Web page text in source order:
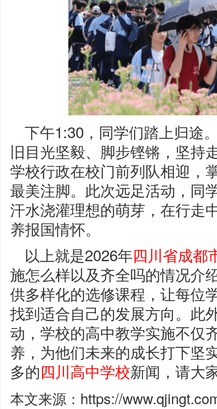
下午1:30，同学们踏上归途
旧目光坚毅、脚步铿锵，坚持
学校行政在校门前列队相迎，
最美注脚。此次远足活动，同
汗水浇灌理想的萌芽，在行走
养报国情怀。
以上就是2026年四川省成都
施怎么样以及齐全吗的情况介
供多样化的选修课程，让每位
找到适合自己的发展方向。此
动，学校的高中教学实施不仅
养，为他们未来的成长打下坚
多的四川高中学校新闻，请大
本文来源：https://